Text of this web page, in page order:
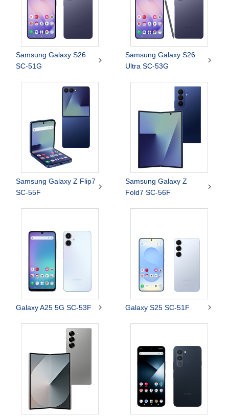
Samsung Galaxy S26
SC-51G

Samsung Galaxy S26
Ultra SC-53G

Samsung Galaxy Z Flip7
SC-55F

Samsung Galaxy Z
Fold7 SC-56F

Galaxy A25 5G SC-53F  Galaxy S25 SC-51F 